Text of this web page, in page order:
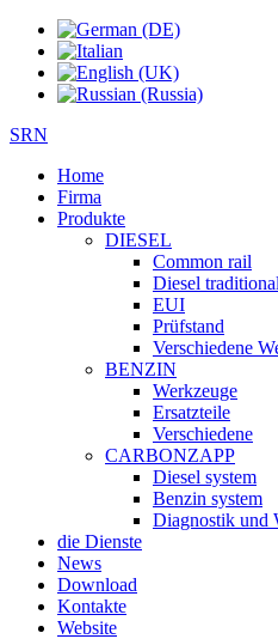
SRN
Home
Firma
Produkte
DIESEL
Common rail
Diesel traditional
EUI
Prüfstand
Verschiedene
BENZIN
Werkzeuge
Ersatzteile
Verschiedene
CARBONZAPP
Diesel system
Benzin system
Diagnostik und
die Dienste
News
Download
Kontakte
Website